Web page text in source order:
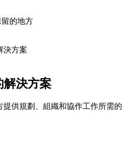
的地方
決方案
決方案
提供規劃、組織和協作工作所需的